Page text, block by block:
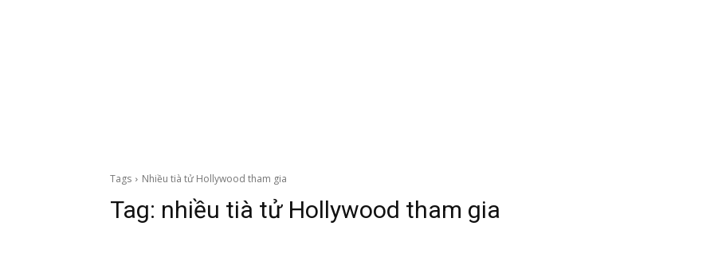
Tags Nhiều tià tử Hollywood tham gia
Tag: nhiều tià tử Hollywood tham gia